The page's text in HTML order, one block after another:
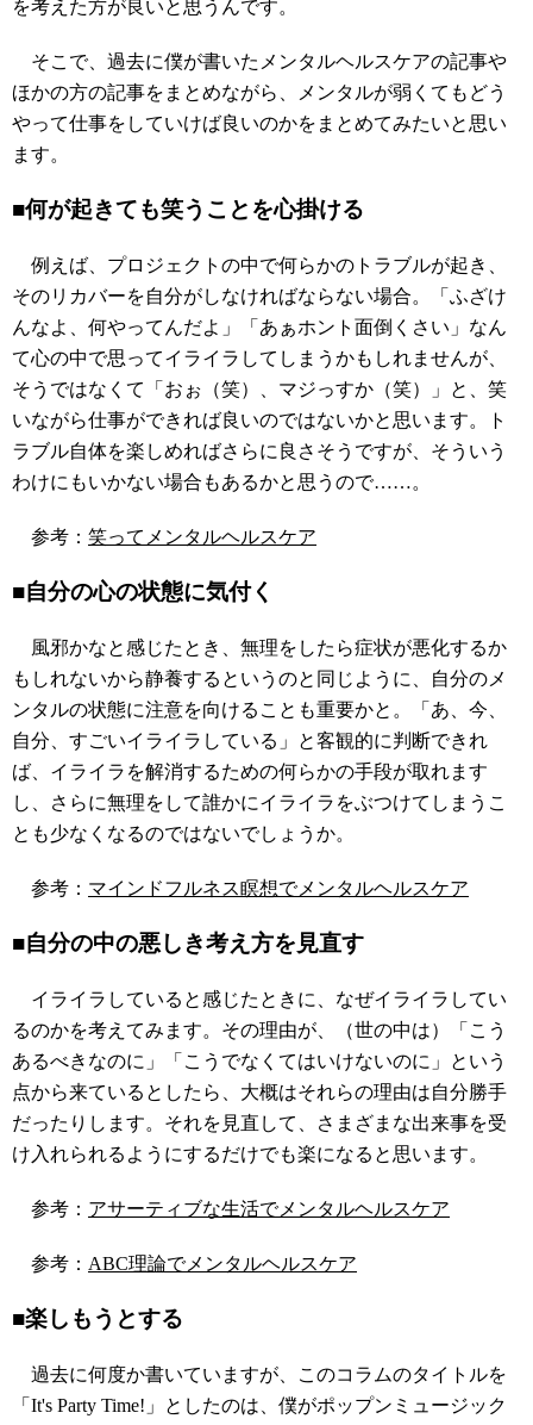
を考えた方が良いと思うんです。
そこで、過去に僕が書いたメンタルヘルスケアの記事や
ほかの方の記事をまとめながら、メンタルが弱くてもどう
やって仕事をしていけば良いのかをまとめてみたいと思い
ます。
■何が起きても笑うことを心掛ける
例えば、プロジェクトの中で何らかのトラブルが起き、
そのリカバーを自分がしなければならない場合。「ふざけ
んなよ、何やってんだよ」「あぁホント面倒くさい」なん
て心の中で思ってイライラしてしまうかもしれませんが、
そうではなくて「おぉ（笑）、マジっすか（笑）」と、笑
いながら仕事ができれば良いのではないかと思います。ト
ラブル自体を楽しめればさらに良さそうですが、そういう
わけにもいかない場合もあるかと思うので……。
参考： 笑ってメンタルヘルスケア
■自分の心の状態に気付く
風邪かなと感じたとき、無理をしたら症状が悪化するか
もしれないから静養するというのと同じように、自分のメ
ンタルの状態に注意を向けることも重要かと。「あ、今、
自分、すごいイライラしている」と客観的に判断できれ
ば、イライラを解消するための何らかの手段が取れます
し、さらに無理をして誰かにイライラをぶつけてしまうこ
とも少なくなるのではないでしょうか。
参考： マインドフルネス瞑想でメンタルヘルスケア
■自分の中の悪しき考え方を見直す
イライラしていると感じたときに、なぜイライラしてい
るのかを考えてみます。その理由が、（世の中は）「こう
あるべきなのに」「こうでなくてはいけないのに」という
点から来ているとしたら、大概はそれらの理由は自分勝手
だったりします。それを見直して、さまざまな出来事を受
け入れられるようにするだけでも楽になると思います。
参考： アサーティブな生活でメンタルヘルスケア
参考： ABC理論でメンタルヘルスケア
■楽しもうとする
過去に何度か書いていますが、このコラムのタイトルを
「It's Party Time!」としたのは、僕がポップンミュージック